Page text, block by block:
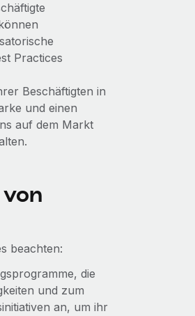
Practices
Beschäftigten in
und einen
auf dem Markt
beachten:
die
und zum
an, um ihr